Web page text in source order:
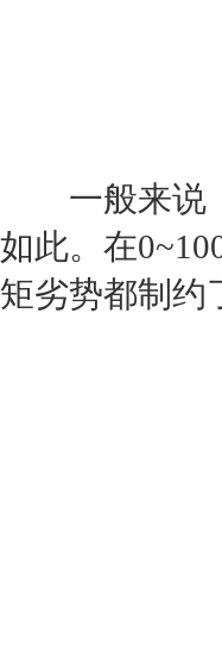
一般来说
如此。在0~
矩劣势都制约